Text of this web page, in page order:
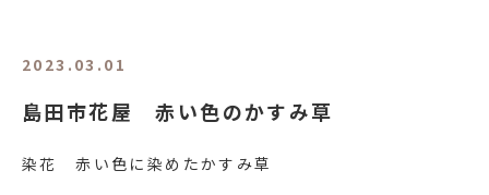
2023.03.01
島田市花屋 赤い色のかすみ草
染花 赤い色に染めたかすみ草